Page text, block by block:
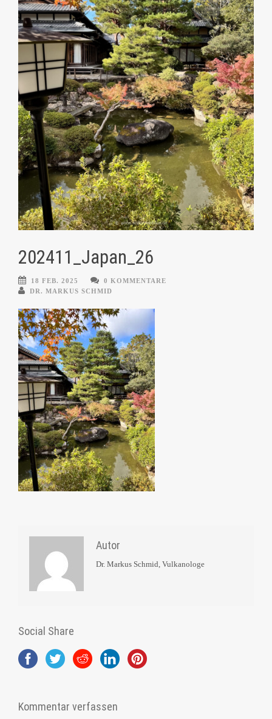
202411_Japan_26
18 FEB. 2025
0 KOMMENTARE
DR. MARKUS SCHMID
Autor
Dr. Markus Schmid, Vulkanologe
Social Share
Kommentar verfassen